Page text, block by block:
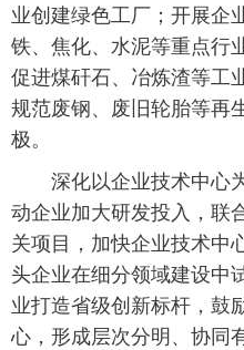
业创建绿色工厂；开展企
铁、焦化、水泥等重点行
促进煤矸石、冶炼渣等工
规范废钢、废旧轮胎等再
极。
深化以企业技术中心为
动企业加大研发投入，联
关项目，加快企业技术中
头企业在细分领域建设中
业打造省级创新标杆，鼓
心，形成层次分明、协同